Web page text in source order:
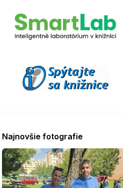
Najnovšie fotografie